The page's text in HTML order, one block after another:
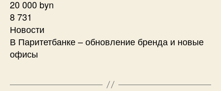
20 000 byn
8 731
Новости
В Паритетбанке – обновление бренда и новые
офисы